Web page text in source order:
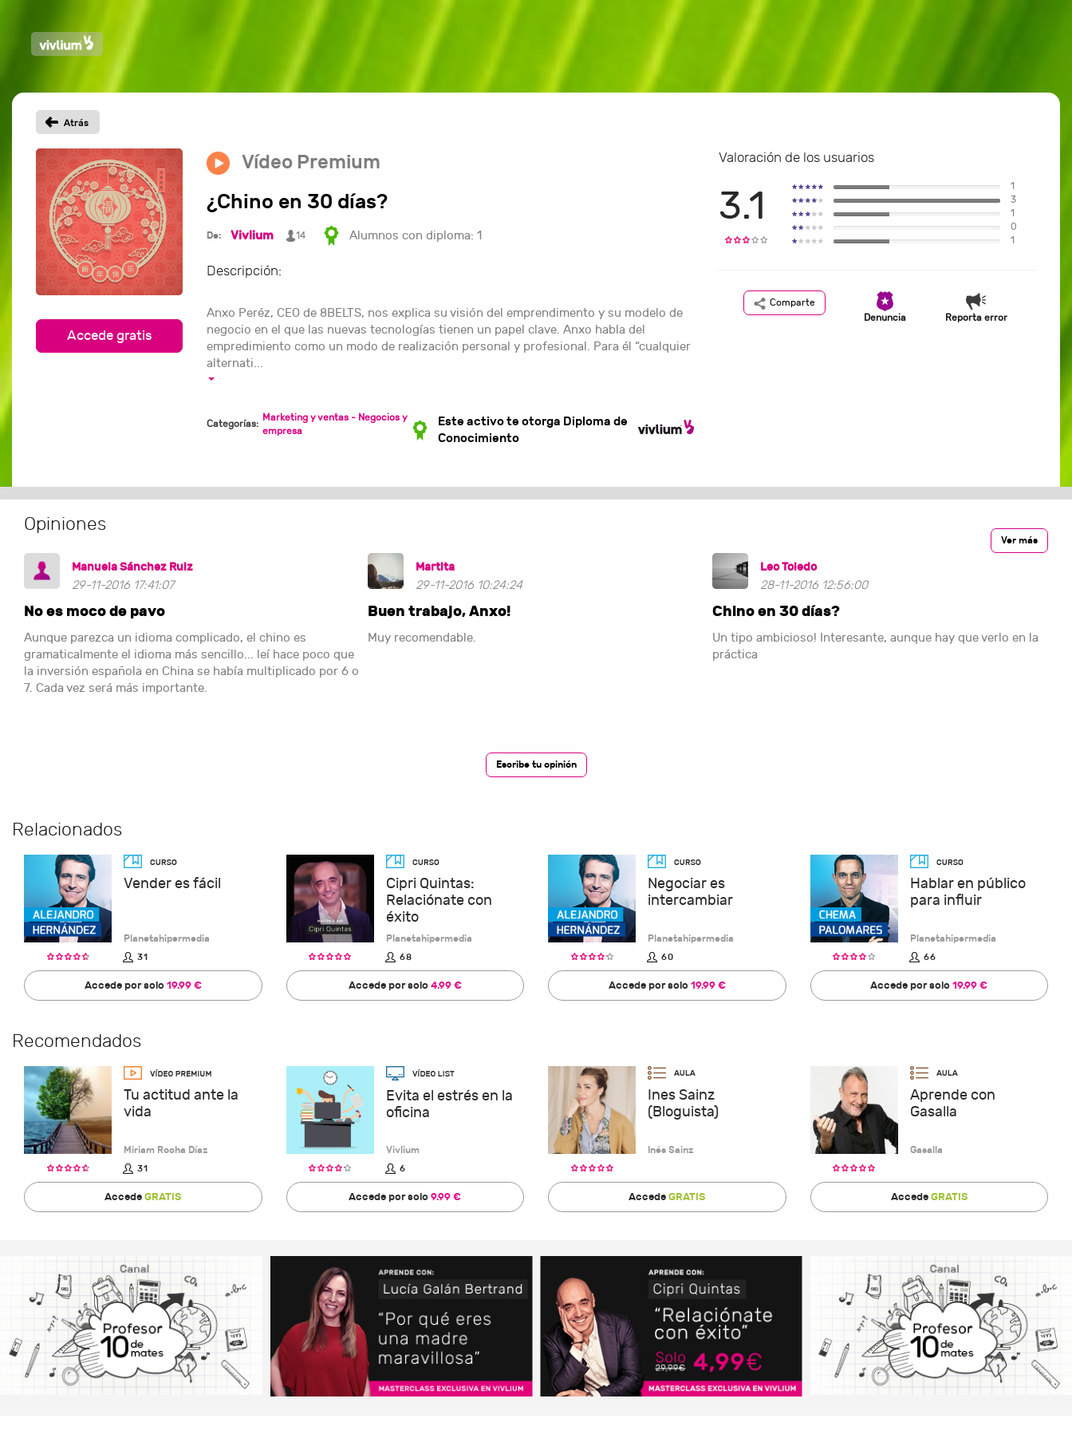
Accede gratis
Vídeo Premium
¿Chino en 30 días?
De: Vivlium 14 Alumnos con diploma: 1
Descripción:
Anxo Peréz, CEO de 8BELTS, nos explica su visión del emprendimento y su modelo de
negocio en el que las nuevas tecnologías tienen un papel clave. Anxo habla del
empredimiento como un modo de realización personal y profesional. Para él “cualquier
alternati...
Categorías:
Marketing y ventas - Negocios y
empresa
Este activo te otorga Diploma de
Conocimiento
Valoración de los usuarios
3.1
1
3
1
0
1
Comparte
Denuncia
Reporta error
Opiniones
Ver más
Manuela Sánchez Ruiz
29-11-2016 17:41:07
No es moco de pavo
Aunque parezca un idioma complicado, el chino es
gramaticalmente el idioma más sencillo... leí hace poco que
la inversión española en China se había multiplicado por 6 o
7. Cada vez será más importante.
Martita
29-11-2016 10:24:24
Buen trabajo, Anxo!
Muy recomendable.
Leo Toledo
28-11-2016 12:56:00
Chino en 30 días?
Un tipo ambicioso! Interesante, aunque hay que verlo en la
práctica
Escribe tu opinión
Relacionados
Vender es fácil
Planetahipermedia
31
Accede por solo19.99 €
Cipri Quintas:
Relaciónate con
éxito
Planetahipermedia
68
Accede por solo4.99 €
Negociar es
intercambiar
Planetahipermedia
60
Accede por solo19.99 €
Hablar en público
para influir
Planetahipermedia
66
Accede por solo19.99 €
Recomendados
Tu actitud ante la
vida
Miriam Rocha Díaz
31
AccedeGRATIS
Evita el estrés en la
oficina
Vivlium
6
Accede por solo9.99 €
Ines Sainz
(Bloguista)
Inés Sainz
AccedeGRATIS
Aprende con
Gasalla
Gasalla
AccedeGRATIS